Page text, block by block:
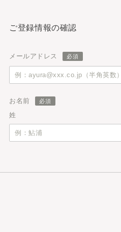
ご登録情報の確認
メールアドレス
お名前
姓